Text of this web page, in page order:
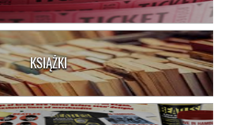
KSIĄŻKI